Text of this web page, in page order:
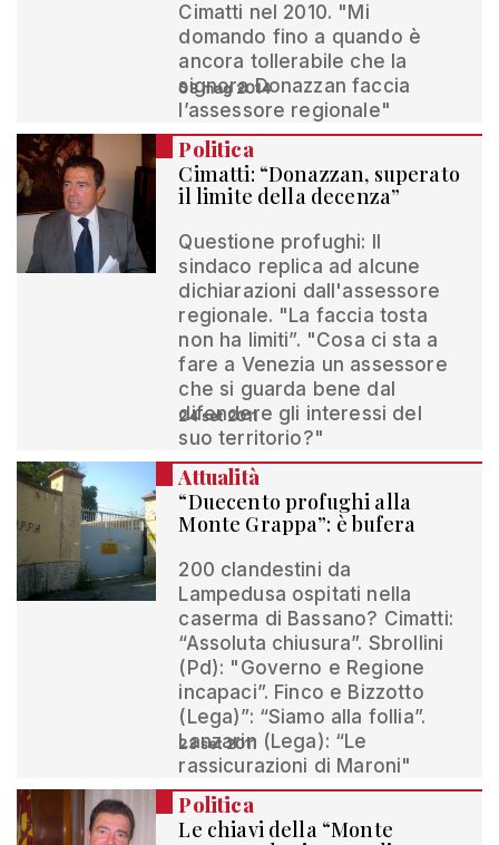
Cimatti nel 2010. "Mi
domando fino a quando è
ancora tollerabile che la
signora Donazzan faccia
l’assessore regionale"
08 mag 2014
Politica
Cimatti: “Donazzan, superato
il limite della decenza”
Questione profughi: Il
sindaco replica ad alcune
dichiarazioni dall'assessore
regionale. "La faccia tosta
non ha limiti”. "Cosa ci sta a
fare a Venezia un assessore
che si guarda bene dal
difendere gli interessi del
suo territorio?"
24 set 2011
Attualità
“Duecento profughi alla
Monte Grappa”: è bufera
200 clandestini da
Lampedusa ospitati nella
caserma di Bassano? Cimatti:
“Assoluta chiusura”. Sbrollini
(Pd): "Governo e Regione
incapaci”. Finco e Bizzotto
(Lega)”: “Siamo alla follia”.
Lanzarin (Lega): “Le
rassicurazioni di Maroni"
23 set 2011
Politica
Le chiavi della “Monte